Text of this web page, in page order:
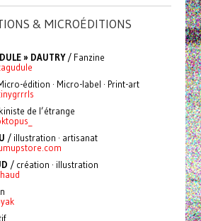
& MICROÉDITIONS
» DAUTRY/ Fanzine
édition · Micro-label · Print-art
de l’étrange
/ illustration · artisanat
/ création · illustration